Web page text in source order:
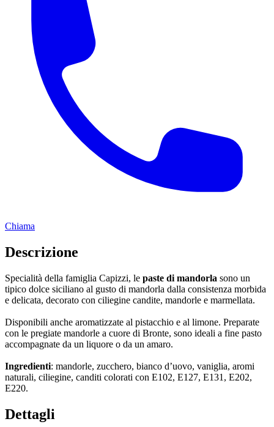
Chiama
Descrizione
Specialità della famiglia Capizzi, le paste di mandorla sono un
tipico dolce siciliano al gusto di mandorla dalla consistenza morbida
e delicata, decorato con ciliegine candite, mandorle e marmellata.
Disponibili anche aromatizzate al pistacchio e al limone. Preparate
con le pregiate mandorle a cuore di Bronte, sono ideali a fine pasto
accompagnate da un liquore o da un amaro.
Ingredienti: mandorle, zucchero, bianco d’uovo, vaniglia, aromi
naturali, ciliegine, canditi colorati con E102, E127, E131, E202,
E220.
Dettagli